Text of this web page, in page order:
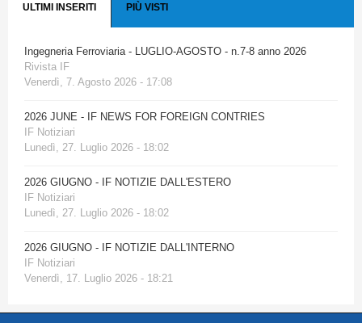
ULTIMI INSERITI PIÙ VISTI
Ingegneria Ferroviaria - LUGLIO-AGOSTO - n.7-8 anno 2026
Rivista IF
Venerdì, 7. Agosto 2026 - 17:08
2026 JUNE - IF NEWS FOR FOREIGN CONTRIES
IF Notiziari
Lunedì, 27. Luglio 2026 - 18:02
2026 GIUGNO - IF NOTIZIE DALL'ESTERO
IF Notiziari
Lunedì, 27. Luglio 2026 - 18:02
2026 GIUGNO - IF NOTIZIE DALL'INTERNO
IF Notiziari
Venerdì, 17. Luglio 2026 - 18:21